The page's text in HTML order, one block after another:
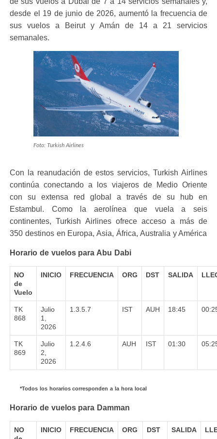
desde el 19 de junio de 2026, aumentó la frecuencia de
sus vuelos a Beirut y Amán de 14 a 21 servicios
semanales.
Foto: Turkish Airlines
Con la reanudación de estos servicios, Turkish Airlines
continúa conectando a los viajeros de Medio Oriente
con su extensa red global a través de su hub en
Estambul. Como la aerolínea que vuela a seis
continentes, Turkish Airlines ofrece acceso a más de
350 destinos en Europa, Asia, África, Australia y América
Horario de vuelos para Abu Dabi
NO
de
Vuelo
INICIO FRECUENCIA ORG DST SALIDA
TK
868
Julio
1,
2026
1.3.5.7 IST AUH 18:45
TK
869
Julio
2,
2026
1.2.4.6 AUH IST 01:30
*Todos los horarios corresponden a la hora local
Horario de vuelos para Damman
NO
INICIO FRECUENCIA ORG DST SALIDA